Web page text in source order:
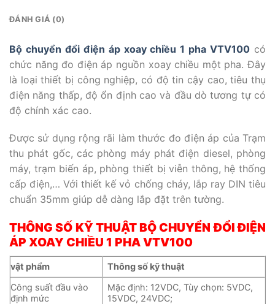
ĐÁNH GIÁ (0)
Bộ chuyển đổi điện áp xoay chiều 1 pha VTV100 có
chức năng đo điện áp nguồn xoay chiều một pha. Đây
là loại thiết bị công nghiệp, có độ tin cậy cao, tiêu thụ
điện năng thấp, độ ổn định cao và đầu dò tương tự có
độ chính xác cao.
Được sử dụng rộng rãi làm thước đo điện áp của Trạm
thu phát gốc, các phòng máy phát điện diesel, phòng
máy, trạm biến áp, phòng thiết bị viễn thông, hệ thống
cấp điện,… Với thiết kế vỏ chống cháy, lắp ray DIN tiêu
chuẩn 35mm giúp dễ dàng lắp đặt trên tường.
THÔNG SỐ KỸ THUẬT BỘ CHUYỂN ĐỔI ĐIỆN
ÁP XOAY CHIỀU 1 PHA VTV100
vật phẩm
Thông số kỹ thuật
Công suất đầu vào
định mức
Mặc định: 12VDC, Tùy chọn: 5VDC,
15VDC, 24VDC;